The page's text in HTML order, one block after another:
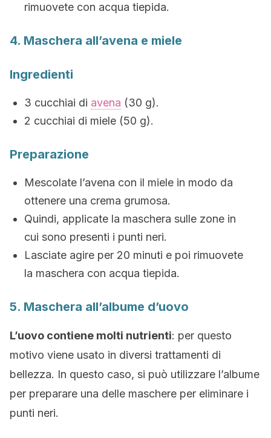
rimuovete con acqua tiepida.
4. Maschera all’avena e miele
Ingredienti
3 cucchiai di avena (30 g).
2 cucchiai di miele (50 g).
Preparazione
Mescolate l’avena con il miele in modo da
ottenere una crema grumosa.
Quindi, applicate la maschera sulle zone in
cui sono presenti i punti neri.
Lasciate agire per 20 minuti e poi rimuovete
la maschera con acqua tiepida.
5. Maschera all’albume d’uovo
L’uovo contiene molti nutrienti: per questo
motivo viene usato in diversi trattamenti di
bellezza. In questo caso, si può utilizzare l’albume
per preparare una delle maschere per eliminare i
punti neri.